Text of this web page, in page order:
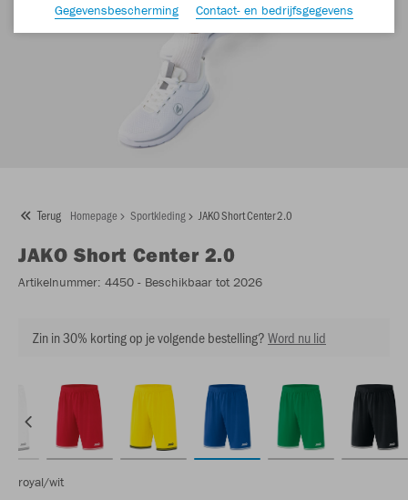
Terug Homepage Sportkleding JAKO Short Center 2.0
JAKO Short Center 2.0
Artikelnummer: 4450 - Beschikbaar tot 2026
Zin in 30% korting op je volgende bestelling?Word nu lid
royal/wit
Gegevensbescherming
Contact- en bedrijfsgegevens